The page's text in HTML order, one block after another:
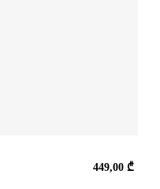
449,00 ₾